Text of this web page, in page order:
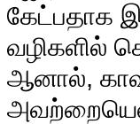
கேட்பதாக
வழிகளில்
ஆனால்,